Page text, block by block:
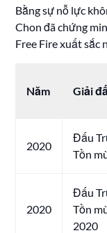
Bằng sự nỗ lực
Chon đã chứng
Free Fire xuất sắc
Năm Giải
2020
Đấu
Tồn
2020
Đấu
Tồn
2020